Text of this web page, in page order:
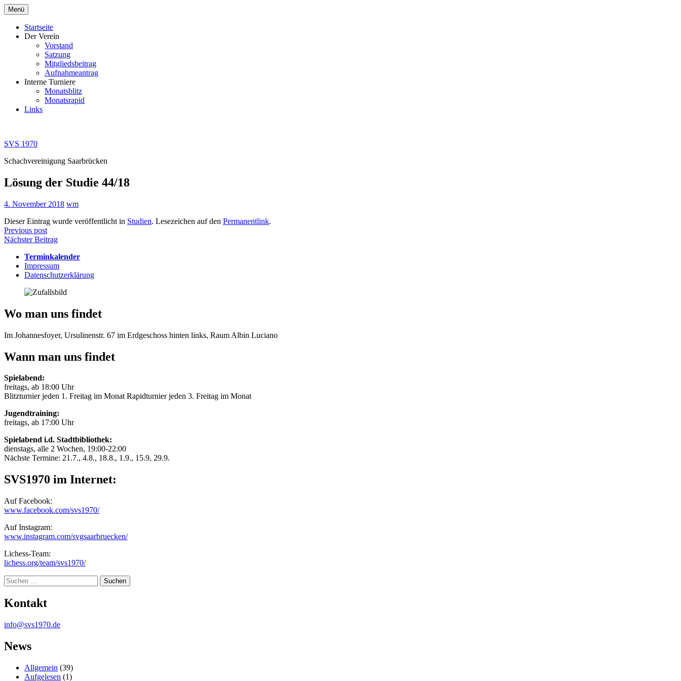
Zum
Inhalt
springen
Menü
Startseite
Der Verein
Vorstand
Satzung
Mitgliedsbeitrag
Aufnahmeantrag
Interne Turniere
Monatsblitz
Monatsrapid
Links
SVS 1970
Schachvereinigung Saarbrücken
Lösung der Studie 44/18
4. November 2018 wm
Dieser Eintrag wurde veröffentlicht in Studien. Lesezeichen auf den Permanentlink.
Beitragsnavigation
Previous post
Nächster Beitrag
Terminkalender
Impressum
Datenschutzerklärung
Wo man uns findet
Im Johannesfoyer, Ursulinenstr. 67 im Erdgeschoss hinten links, Raum Albin Luciano
Wann man uns findet
Spielabend:
freitags, ab 18:00 Uhr
Blitzturnier jeden 1. Freitag im Monat Rapidturnier jeden 3. Freitag im Monat
Jugendtraining:
freitags, ab 17:00 Uhr
Spielabend i.d. Stadtbibliothek:
dienstags, alle 2 Wochen, 19:00-22:00
Nächste Termine: 21.7., 4.8., 18.8., 1.9., 15.9, 29.9.
SVS1970 im Internet:
Auf Facebook:
www.facebook.com/svs1970/
Auf Instagram:
www.instagram.com/svgsaarbruecken/
Lichess-Team:
lichess.org/team/svs1970/
Suche
Kontakt
info@svs1970.de
News
Allgemein (39)
Aufgelesen (1)